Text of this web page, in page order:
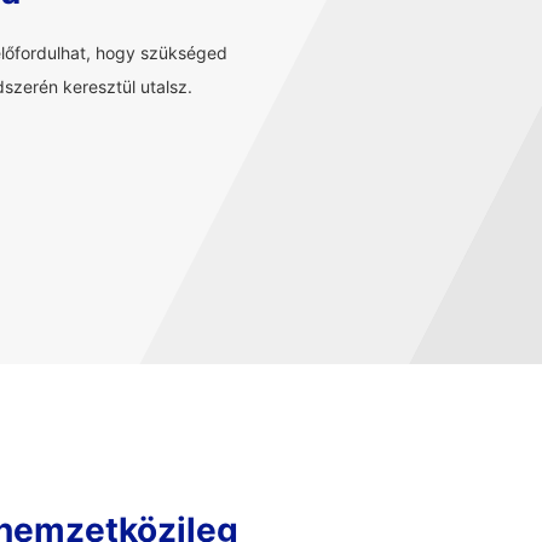
hogy szükséged
keresztül utalsz.